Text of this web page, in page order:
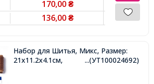
170,00 ₴
136,00 ₴
Набор для Шитья, Микс, Размер:
21х11.2х4.1см,
...(УТ100024692)